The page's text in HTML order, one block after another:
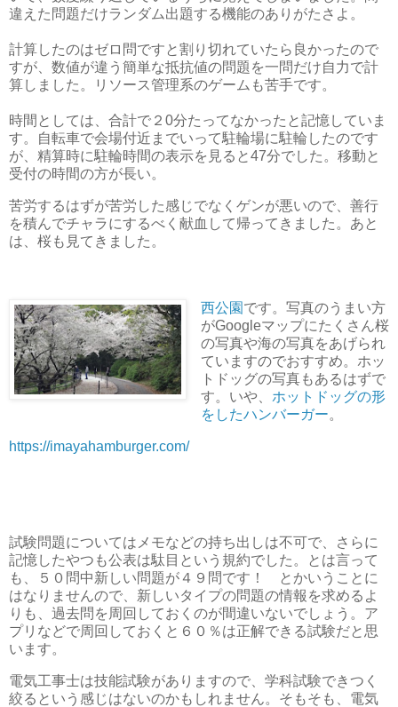
違えた問題だけランダム出題する機能のありがたさよ。
計算したのはゼロ問ですと割り切れていたら良かったので
すが、数値が違う簡単な抵抗値の問題を一問だけ自力で計
算しました。リソース管理系のゲームも苦手です。
時間としては、合計で２0分たってなかったと記憶していま
す。自転車で会場付近までいって駐輪場に駐輪したのです
が、精算時に駐輪時間の表示を見ると47分でした。移動と
受付の時間の方が長い。
苦労するはずが苦労した感じでなくゲンが悪いので、善行
を積んでチャラにするべく献血して帰ってきました。あと
は、桜も見てきました。
西公園 です。写真のうまい方
がGoogleマップにたくさん桜
の写真や海の写真をあげられ
ていますのでおすすめ。ホッ
トドッグの写真もあるはずで
す。いや、 ホットドッグの形
をしたハンバーガー。
https://imayahamburger.com/
試験問題についてはメモなどの持ち出しは不可で、さらに
記憶したやつも公表は駄目という規約でした。とは言って
も、５０問中新しい問題が４９問です！ とかいうことに
はなりませんので、新しいタイプの問題の情報を求めるよ
りも、過去問を周回しておくのが間違いないでしょう。ア
プリなどで周回しておくと６０％は正解できる試験だと思
います。
電気工事士は技能試験がありますので、学科試験できつく
絞るという感じはないのかもしれません。そもそも、電気